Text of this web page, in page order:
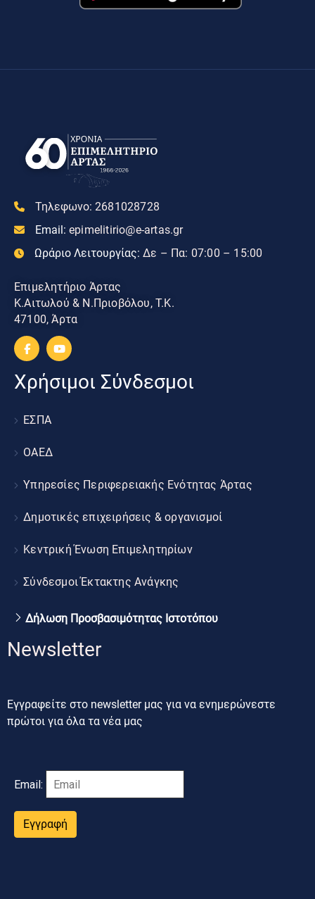
Τηλεφωνο: 2681028728
Email: epimelitirio@e-artas.gr
Ωράριο Λειτουργίας: Δε – Πα: 07:00 – 15:00
Επιμελητήριο Άρτας
Κ.Αιτωλού & Ν.Πριοβόλου, Τ.Κ.
47100, Άρτα
Χρήσιμοι Σύνδεσμοι
ΕΣΠΑ
ΟΑΕΔ
Υπηρεσίες Περιφερειακής Ενότητας Άρτας
Δημοτικές επιχειρήσεις & οργανισμοί
Κεντρική Ένωση Επιμελητηρίων
Σύνδεσμοι Έκτακτης Ανάγκης
Δήλωση Προσβασιμότητας Ιστοτόπου
Newsletter
Εγγραφείτε στο newsletter μας για να ενημερώνεστε
πρώτοι για όλα τα νέα μας
Email:
Εγγραφή